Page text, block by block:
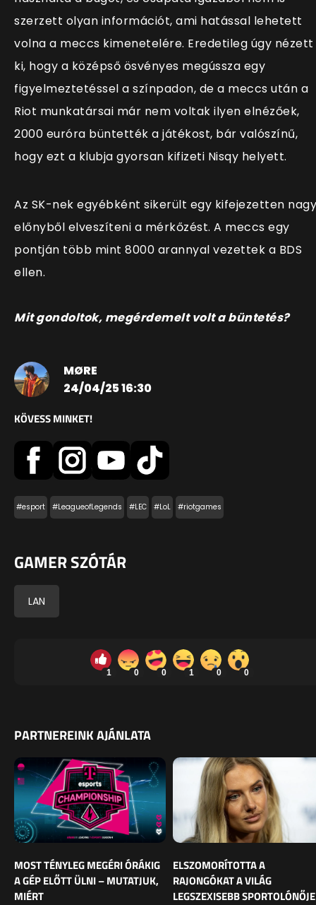
szerzett olyan információt, ami hatással lehetett
volna a meccs kimenetelére. Eredetileg úgy nézett
ki, hogy a középső ösvényes megússza egy
figyelmeztetéssel a színpadon, de a meccs után a
Riot munkatársai már nem voltak ilyen elnézőek,
2000 euróra büntették a játékost, bár valószínű,
hogy ezt a klubja gyorsan kifizeti Nisqy helyett.
Az SK-nek egyébként sikerült egy kifejezetten nagy
előnyből elveszíteni a mérkőzést. A meccs egy
pontján több mint 8000 arannyal vezettek a BDS
ellen.
Mit gondoltok, megérdemelt volt a büntetés?
MØRE
24/04/25 16:30
KÖVESS MINKET!
#esport #LeagueofLegends #LEC #LoL #riotgames
GAMER SZÓTÁR
LAN
1 0 0 1 0 0
PARTNEREINK AJÁNLATA
MOST TÉNYLEG MEGÉRI ÓRÁKIG
A GÉP ELŐTT ÜLNI – MUTATJUK,
MIÉRT
ELSZOMORÍTOTTA A
RAJONGÓKAT A VILÁG
LEGSZEXISEBB SPORTOLÓNŐJE